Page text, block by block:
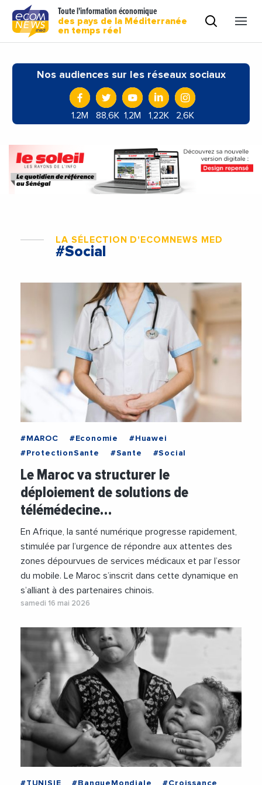
Toute l'information économique
des pays de la Méditerranée
en temps réel
Nos audiences sur les réseaux sociaux
1.2M 88,6K 1,2M 1,22K 2,6K
LA SÉLECTION D'ECOMNEWS MED
#Social
#MAROC #Economie
#Huawei
#ProtectionSante
#Sante #Social
Le Maroc va structurer le
déploiement de solutions de
télémédecine…
En Afrique, la santé numérique progresse rapidement,
stimulée par l’urgence de répondre aux attentes des
zones dépourvues de services médicaux et par l’essor
du mobile. Le Maroc s’inscrit dans cette dynamique en
s’alliant à des partenaires chinois.
samedi 16 mai 2026
#TUNISIE #BanqueMondiale
#Croissance